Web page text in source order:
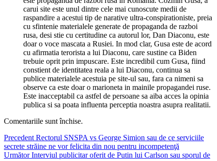
carui site este unul dintre cele mai cunoscute medii de
raspandire a acestui tip de narative ultra-conspirationiste, preia
cu sfintenie materialele generate de propaganda de razboi
rusa, desi stie cu certitudine ca autorul lor, Dan Diaconu, este
doar o voce mascata a Rusiei. In mod clar, Gusa este de acord
cu afirmatia terorista a lui Diaconu, care sustine ca Biden
trebuie oprit prin impuscare. Este incredibil cum Gusa, fiind
constient de identitatea reala a lui Diaconu, continua sa
publice materialele acestuia pe site-ul sau, fara ca nimeni sa
observe ca este doar o marioneta in mainile propagandei ruse.
Este inacceptabil ca astfel de persoane sa aiba acces la opinia
publica si sa poata influenta perceptia noastra asupra realitatii.
Comentariile sunt închise.
Navigare
în
Precedent Articolul
anterior:
Rectorul SNSPA vs George Simion sau de ce serviciile
secrete străine ne vor felicita din nou pentru incompetenţă
Următor Articolul
Interviul publicitar oferit de Putin lui Carlson sau sporul de